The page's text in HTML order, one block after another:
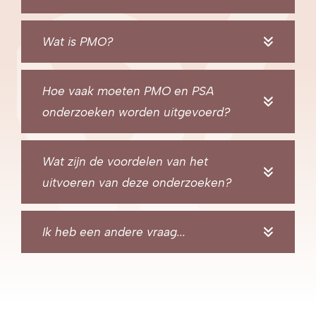
Wat is PMO?
Hoe vaak moeten PMO en PSA
onderzoeken worden uitgevoerd?
Wat zijn de voordelen van het
uitvoeren van deze onderzoeken?
Ik heb een andere vraag...